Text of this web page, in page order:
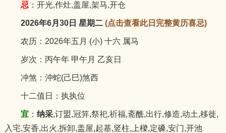
忌 ：开光,作灶,盖屋,架马,开仓
2026年6月30日 星期二 (点击查看此日完整黄历喜忌)
农历：2026年五月 (小) 十六 属马
岁次：丙午年 甲午月 乙亥日
冲煞：沖蛇(己巳)煞西
十二值日：执执位
宜： 纳采,订盟,冠笄,祭祀,祈福,斋醮,出行,修造,动土,移徙,
入宅,安香,出火,拆卸,盖屋,起基,竖柱,上樑,定磉,安门,开池